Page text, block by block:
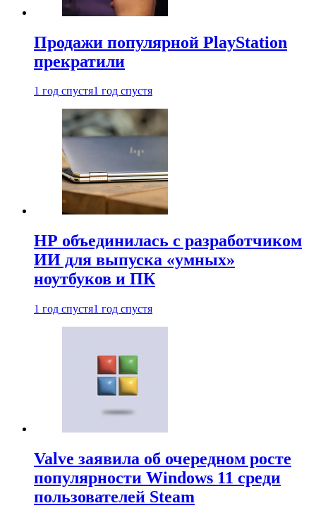
Продажи популярной PlayStation
прекратили
1 год спустя1 год спустя
HP объединилась с разработчиком
ИИ для выпуска «умных»
ноутбуков и ПК
1 год спустя1 год спустя
Valve заявила об очередном росте
популярности Windows 11 среди
пользователей Steam